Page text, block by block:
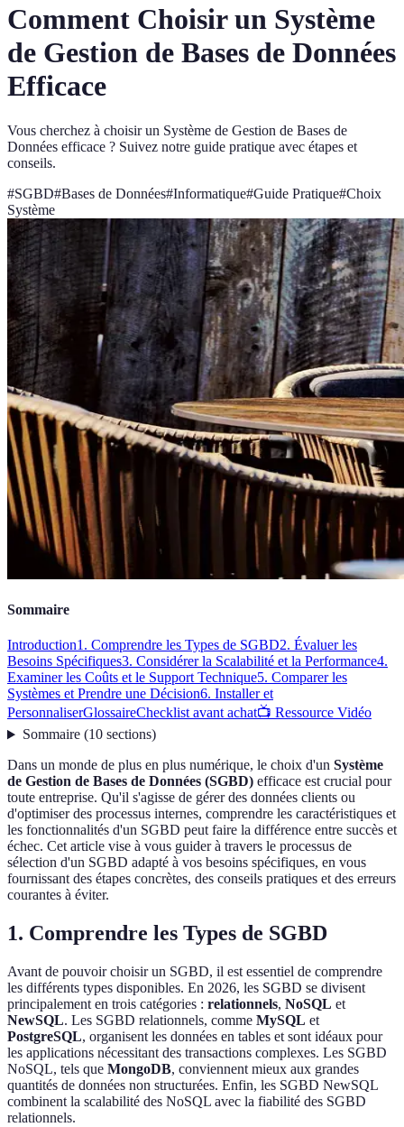
Comment Choisir un Système
de Gestion de Bases de Données
Efficace
Vous cherchez à choisir un Système de Gestion de Bases de
Données efficace ? Suivez notre guide pratique avec étapes et
conseils.
#SGBD#Bases de Données#Informatique#Guide Pratique#Choix
Système
Sommaire
Introduction1. Comprendre les Types de SGBD2. Évaluer les
Besoins Spécifiques3. Considérer la Scalabilité et la Performance4.
Examiner les Coûts et le Support Technique5. Comparer les
Systèmes et Prendre une Décision6. Installer et
PersonnaliserGlossaireChecklist avant achat📺 Ressource Vidéo
Sommaire(10 sections)
Dans un monde de plus en plus numérique, le choix d'un Système
de Gestion de Bases de Données (SGBD) efficace est crucial pour
toute entreprise. Qu'il s'agisse de gérer des données clients ou
d'optimiser des processus internes, comprendre les caractéristiques et
les fonctionnalités d'un SGBD peut faire la différence entre succès et
échec. Cet article vise à vous guider à travers le processus de
sélection d'un SGBD adapté à vos besoins spécifiques, en vous
fournissant des étapes concrètes, des conseils pratiques et des erreurs
courantes à éviter.
1. Comprendre les Types de SGBD
Avant de pouvoir choisir un SGBD, il est essentiel de comprendre
les différents types disponibles. En 2026, les SGBD se divisent
principalement en trois catégories : relationnels, NoSQL et
NewSQL. Les SGBD relationnels, comme MySQL et
PostgreSQL, organisent les données en tables et sont idéaux pour
les applications nécessitant des transactions complexes. Les SGBD
NoSQL, tels que MongoDB, conviennent mieux aux grandes
quantités de données non structurées. Enfin, les SGBD NewSQL
combinent la scalabilité des NoSQL avec la fiabilité des SGBD
relationnels.